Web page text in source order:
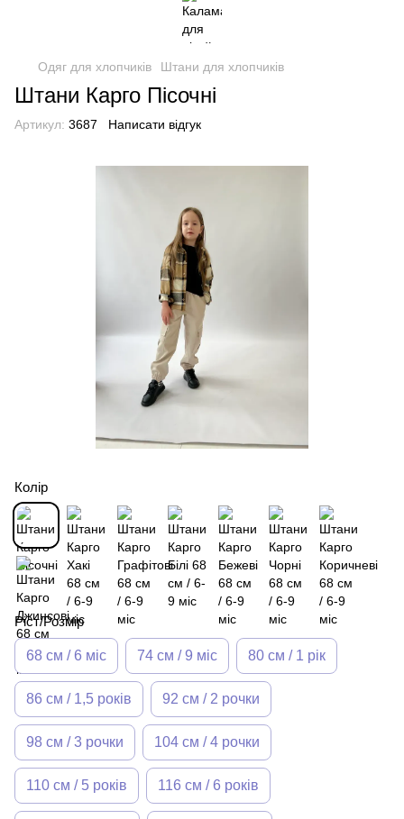
Одяг для хлопчиків Штани для хлопчиків
Штани Карго Пісочні
Артикул: 3687 Написати відгук
Колір
Ріст/Розмір
68 см / 6 міс 74 см / 9 міс 80 см / 1 рік
86 см / 1,5 років 92 см / 2 рочки
98 см / 3 рочки 104 см / 4 рочки
110 см / 5 років 116 см / 6 років